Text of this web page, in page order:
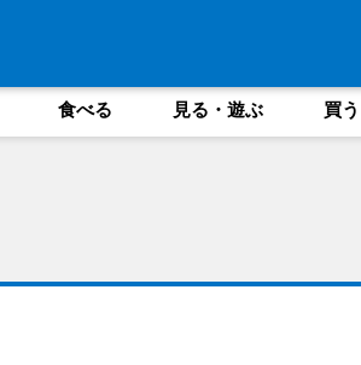
食べる 見る・遊ぶ 買う